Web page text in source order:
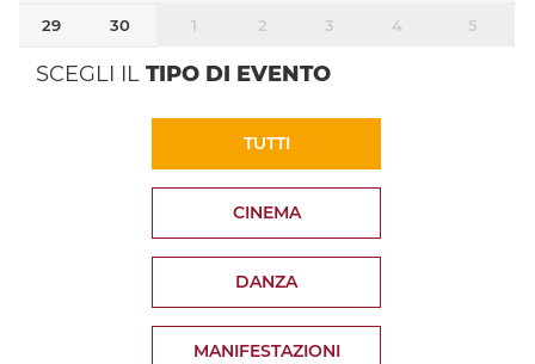
29 30 1 2 3 4 5
SCEGLI IL TIPO DI EVENTO
TUTTI
CINEMA
DANZA
MANIFESTAZIONI